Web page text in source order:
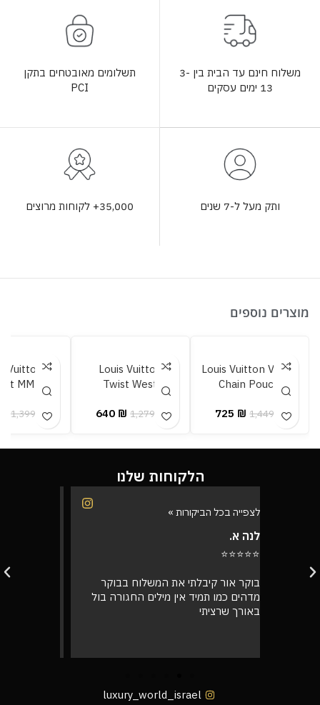
משלוח חינם עד הבית בין 3-
13 ימים עסקים
תשלומים מאובטחים בתקן
PCI
ותק מעל ל-7 שנים 35,000+ לקוחות מרוצים
מוצרים נוספים
Louis Vuitton Vanity
Chain Pouch
1,449 ₪
725 ₪
Louis Vuitton
Twist West
1,279 ₪
640 ₪
Vuitton
MM
1,399 ₪
הלקוחות שלנו
לצפייה בכל הביקורות »
רינת י.
⭐⭐⭐⭐⭐
קיבלתי את התיק, מדהים! אין ספק
שמצאתי את החנות שלי שירות מעל הכל
אצלי, ושלא נדבר על התיק המעלף הזה.
luxury_world_israel